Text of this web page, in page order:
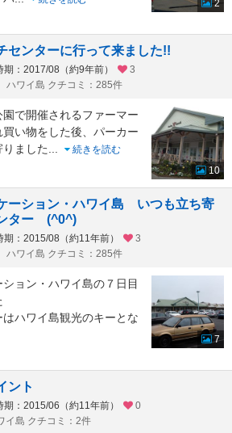
2
センターに行って来ました!!
期：2017/08（約9年前）
3
ハワイ島 クチコミ：285件
で開催されるファーマー
い物をした後、パーカー
ました
続きを読む
10
ーション・ハワイ島 いつも立ち寄
ター (^0^)
期：2015/08（約11年前）
3
ハワイ島 クチコミ：285件
ョン・ハワイ島の７日目
ハワイ島観光のキーとな
7
ント
期：2015/06（約11年前）
0
イ島 クチコミ：2件